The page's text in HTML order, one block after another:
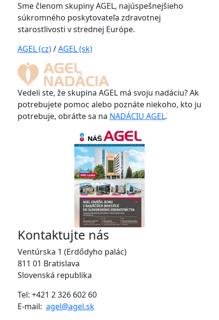
Sme členom skupiny AGEL, najúspešnejšieho
súkromného poskytovateľa zdravotnej
starostlivosti v strednej Európe.
AGEL (cz)/AGEL (sk)
Vedeli ste, že skupina AGEL má svoju nadáciu? Ak
potrebujete pomoc alebo poznáte niekoho, kto ju
potrebuje, obráťte sa na NADÁCIU AGEL.
Kontaktujte nás
Ventúrska 1 (Erdődyho palác)
811 01 Bratislava
Slovenská republika
Tel: +421 2 326 602 60
E-mail: agel@agel.sk